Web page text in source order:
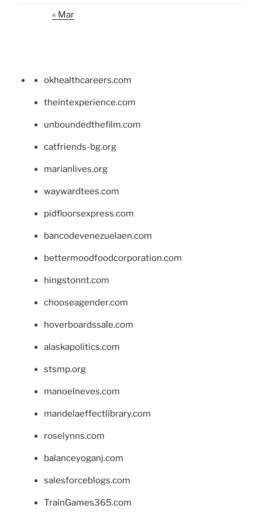
« Mar
okhealthcareers.com
theintexperience.com
unboundedthefilm.com
catfriends-bg.org
marianlives.org
waywardtees.com
pidfloorsexpress.com
bancodevenezuelaen.com
bettermoodfoodcorporation.com
hingstonnt.com
chooseagender.com
hoverboardssale.com
alaskapolitics.com
stsmp.org
manoelneves.com
mandelaeffectlibrary.com
roselynns.com
balanceyoganj.com
salesforceblogs.com
TrainGames365.com